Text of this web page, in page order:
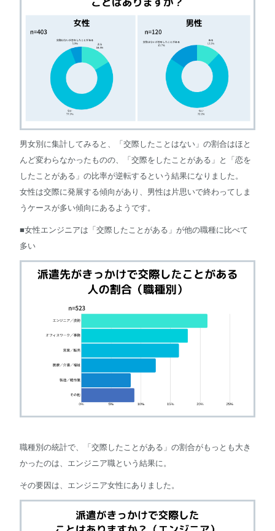
男女別に集計してみると、「交際したことはない」の割合はほと
んど変わらなかったものの、「交際をしたことがある」と「恋を
したことがある」の比率が逆転するという結果になりました。
女性は交際に発展する傾向があり、男性は片思いで終わってしま
うケースが多い傾向にあるようです。
■女性エンジニアは「交際したことがある」が他の職種に比べて
多い
職種別の統計で、「交際したことがある」の割合がもっとも大き
かったのは、エンジニア職という結果に。
その要因は、エンジニア女性にありました。